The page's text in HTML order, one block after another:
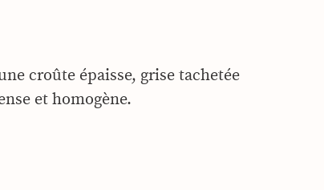
croûte épaisse, grise tachetée
et homogène.